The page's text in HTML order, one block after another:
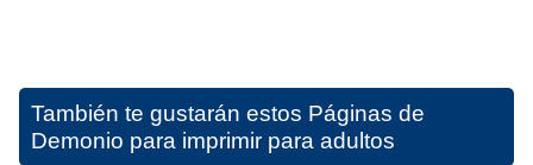
También te gustarán estos Páginas de
Demonio para imprimir para adultos